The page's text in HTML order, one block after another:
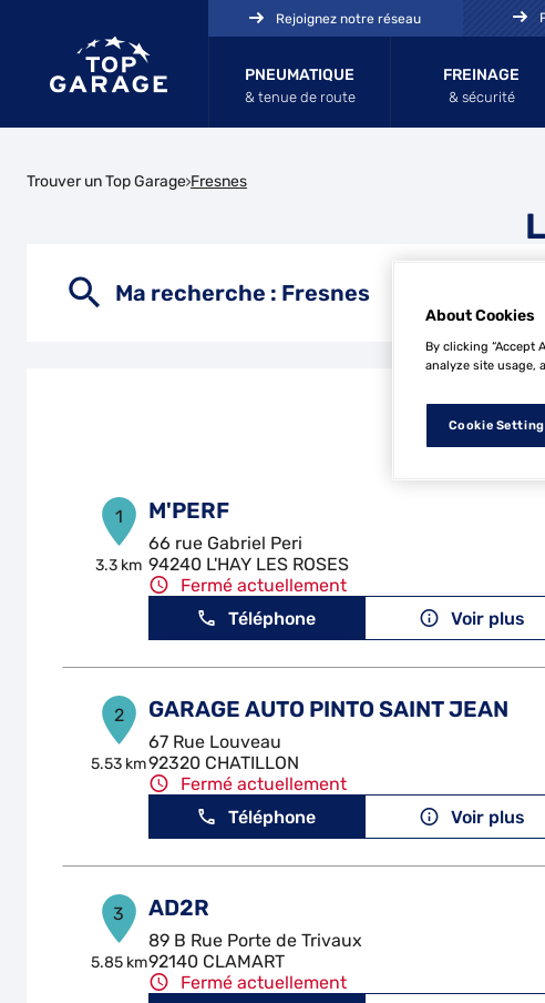
PNEUMATIQUE
& tenue de route
FREINAGE
& sécurité
Rejoignez notre réseau
Trouver un Top Garage Fresnes
Ma recherche : Fresnes
1
3.3 km
M'PERF
66 rue Gabriel Peri
94240 L'HAY LES ROSES
Fermé actuellement
Téléphone
Voir plus
2
5.53 km
GARAGE AUTO PINTO SAINT JEAN
67 Rue Louveau
92320 CHATILLON
Fermé actuellement
Téléphone
Voir plus
3
5.85 km
AD2R
89 B Rue Porte de Trivaux
92140 CLAMART
Fermé actuellement
About Cookies
By clicking “Accept
analyze site usage,
Cookie